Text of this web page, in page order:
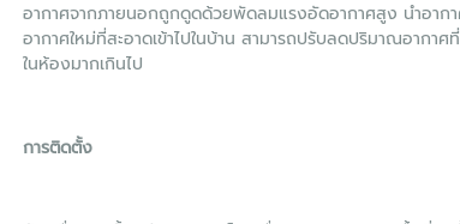
อากาศจากภายนอกถูกดูดด้วยพัดลมแรงอัดอากาศสูง นำอากา
อากาศใหม่ที่สะอาดเข้าไปในบ้าน สามารถปรับลดปริมาณอากา
ในห้องมากเกินไป
การติดตั้ง